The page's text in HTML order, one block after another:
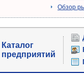
Обзор
Каталог
предприятий